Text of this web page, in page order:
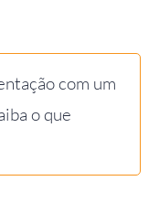
com um
o que